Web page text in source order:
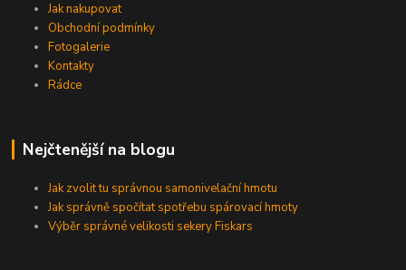
Jak nakupovat
Obchodní podmínky
Fotogalerie
Kontakty
Rádce
Nejčtenější na blogu
Jak zvolit tu správnou samonivelační hmotu
Jak správně spočítat spotřebu spárovací hmoty
Výběr správné velikosti sekery Fiskars